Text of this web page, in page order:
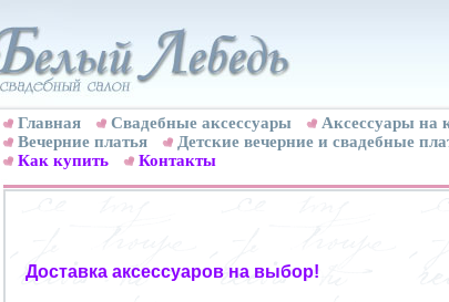
Главная Свадебные аксессуары Аксессуары на
Вечерние платья
Детские вечерние и свадебные
Как купить
Контакты
Доставка аксессуаров на выбор!